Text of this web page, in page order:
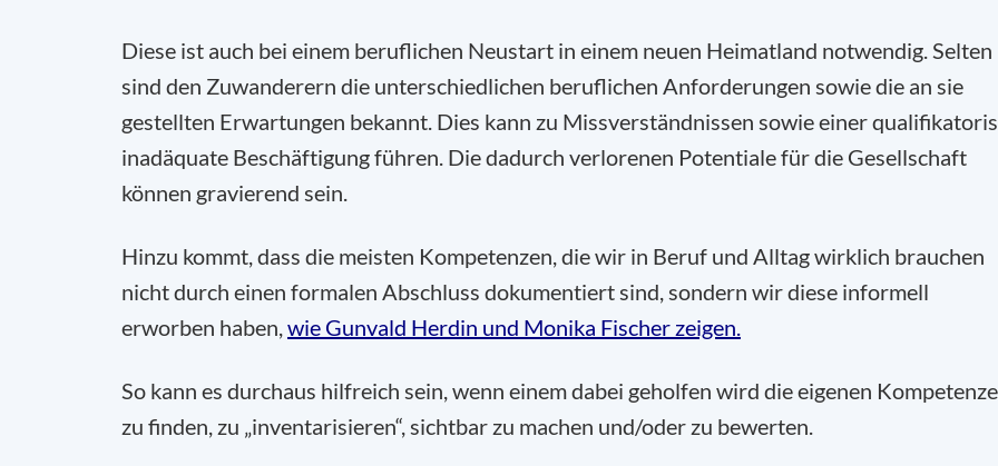
Diese ist auch bei einem beruflichen Neustart in einem neuen Heimatland notwendig. Selten
sind den Zuwanderern die unterschiedlichen beruflichen Anforderungen sowie die an sie
gestellten Erwartungen bekannt. Dies kann zu Missverständnissen sowie einer
inadäquate Beschäftigung führen. Die dadurch verlorenen Potentiale für die Gesellschaft
können gravierend sein.
Hinzu kommt, dass die meisten Kompetenzen, die wir in Beruf und Alltag wirklich brauchen
nicht durch einen formalen Abschluss dokumentiert sind, sondern wir diese informell
erworben haben,wie Gunvald Herdin und Monika Fischer zeigen.
So kann es durchaus hilfreich sein, wenn einem dabei geholfen wird die eigenen
zu finden, zu „inventarisieren“, sichtbar zu machen und/oder zu bewerten.